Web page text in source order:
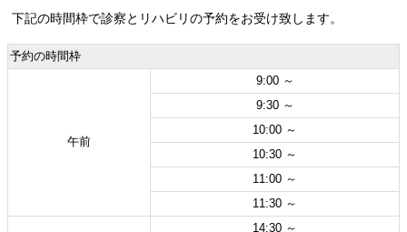
下記の時間枠で診察とリハビリの予約をお受け致します。
予約の時間枠
午前
9:00 ～
9:30 ～
10:00 ～
10:30 ～
11:00 ～
11:30 ～
14:30 ～